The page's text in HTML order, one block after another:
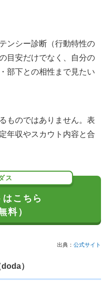
ンシー診断（行動特性の
目安だけでなく、自分の
部下との相性まで見たい
ものではありません。表
年収やスカウト内容と合
ス
こちら
料）
出典： 公式サイト
）